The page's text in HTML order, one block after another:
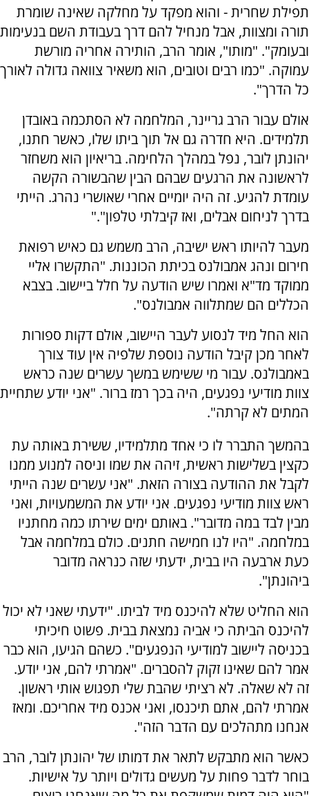
תפילת שחרית - והוא מפקד על מחלקה שאינה שומרת
תורה ומצוות, אבל מנחיל להם דרך בעבודת השם בנעימות
ובעומק". "מותו", אומר הרב, הותירה אחריה מורשת
עמוקה. "כמו רבים וטובים, הוא משאיר צוואה גדולה לאורך
כל הדרך".
אולם עבור הרב גריינר, המלחמה לא הסתכמה באובדן
תלמידים. היא חדרה גם אל תוך ביתו שלו, כאשר חתנו,
יהונתן לובר, נפל במהלך הלחימה. בריאיון הוא משחזר
לראשונה את הרגעים שבהם הבין שהבשורה הקשה
עומדת להגיע. זה היה יומיים אחרי שאושרי נהרג. הייתי
בדרך לניחום אבלים, ואז קיבלתי טלפון"."
מעבר להיותו ראש ישיבה, הרב משמש גם כאיש רפואת
חירום ונהג אמבולנס בכיתת הכוננות. "התקשרו אליי
ממוקד מד"א ואמרו שיש הודעה על חלל ביישוב. בצבא
הכללים הם שמתלווה אמבולנס".
הוא החל מיד לנסוע לעבר היישוב, אולם דקות ספורות
לאחר מכן קיבל הודעה נוספת שלפיה אין עוד צורך
באמבולנס. עבור מי ששימש במשך עשרים שנה כראש
צוות מודיעי נפגעים, היה בכך רמז ברור. "אני יודע שתחיית
המתים לא קרתה".
בהמשך התברר לו כי אחד מתלמידיו, ששירת באותה עת
כקצין בשלישות ראשית, זיהה את שמו וניסה למנוע ממנו
לקבל את ההודעה בצורה הזאת. "אני עשרים שנה הייתי
ראש צוות מודיעי נפגעים. אני יודע את המשמעויות, ואני
מבין לבד במה מדובר". באותם ימים שירתו כמה מחתניו
במלחמה. "היו לנו חמישה חתנים. כולם במלחמה אבל
כעת ארבעה היו בבית, ידעתי שזה כנראה מדובר
ביהונתן".
הוא החליט שלא להיכנס מיד לביתו. "ידעתי שאני לא יכול
להיכנס הביתה כי אביה נמצאת בבית. פשוט חיכיתי
בכניסה ליישוב למודיעי הנפגעים". כשהם הגיעו, הוא כבר
אמר להם שאינו זקוק להסברים. "אמרתי להם, אני יודע.
זה לא שאלה. לא רציתי שהבת שלי תפגוש אותי ראשון.
אמרתי להם, אתם תיכנסו, ואני אכנס מיד אחריכם. ומאז
אנחנו מתהלכים עם הדבר הזה".
כאשר הוא מתבקש לתאר את דמותו של יהונתן לובר, הרב
בוחר לדבר פחות על מעשים גדולים ויותר על אישיות.